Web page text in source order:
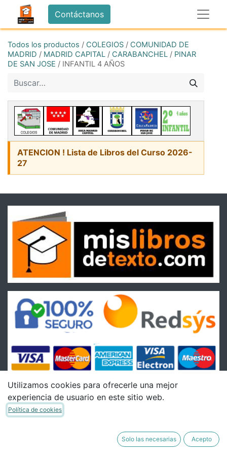
Contáctanos
Todos los productos / COLEGIOS / COMUNIDAD DE
MADRID / MADRID CAPITAL / CARABANCHEL / PINAR
DE SAN JOSE / INFANTIL 4 AÑOS
ATENCION ! Lista de Libros del Curso 2026-
27
Condiciones
Utilizamos cookies para ofrecerle una mejor
experiencia de usuario en este sitio web.
Política de cookies
Solo las necesarias Acepto